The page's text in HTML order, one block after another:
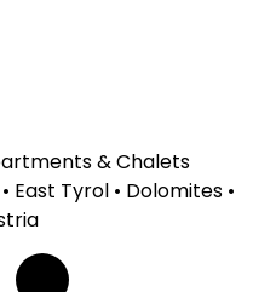
& Chalets
East Tyrol • Dolomites •